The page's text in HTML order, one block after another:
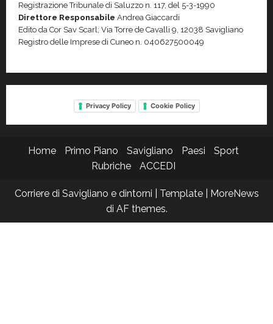
Registrazione Tribunale di Saluzzo n. 117, del 5-3-1990
Direttore Responsabile Andrea Giaccardi
Edito da Cor Sav Scarl; Via Torre de Cavalli 9, 12038 Savigliano
Registro delle Imprese di Cuneo n. 040627500049
Privacy Policy Cookie Policy
Home Primo Piano Savigliano Paesi
Sport
Rubriche
ACCEDI
Corriere di Savigliano e dintorni | Template
MoreNews
di AF themes.